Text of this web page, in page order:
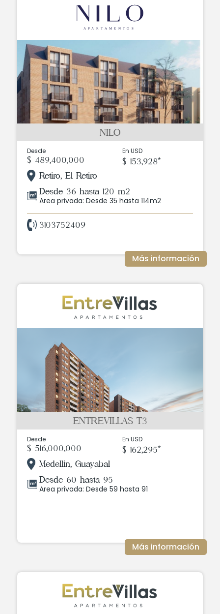
NILO
Desde
$ 489,400,000
En USD
$ 153,928*
Retiro, El Retiro
Desde 36 hasta 120 m2
Area privada: Desde 35 hasta 114m2
3103752409
Más información
ENTREVILLAS T3
Desde
$ 516,000,000
En USD
$ 162,295*
Medellin, Guayabal
Desde 60 hasta 95
Area privada: Desde 59 hasta 91
Más información